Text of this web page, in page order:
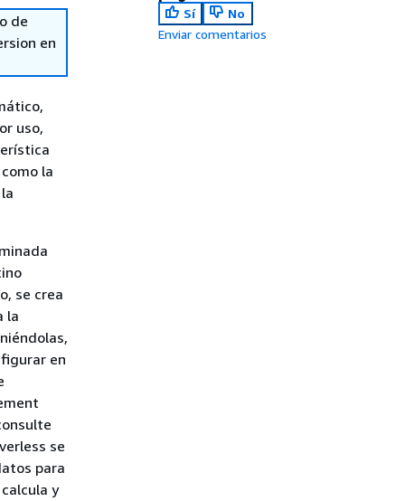
de
en
uso,
la
se crea
la
en
se
para
y
Sí
No
Enviar comentarios